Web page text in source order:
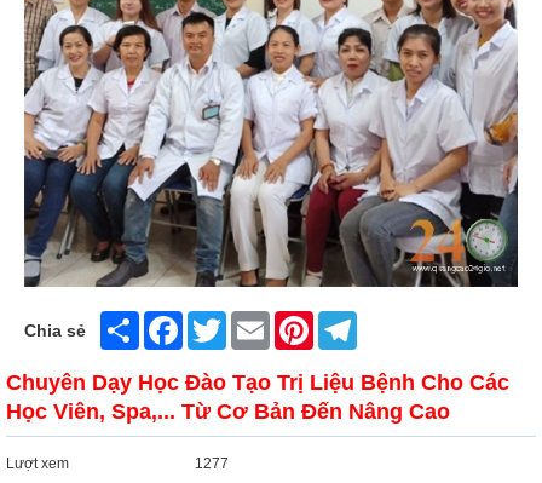
Làm Đẹp
Thời Trang
Việc Làm
Dịch Vụ
Hàng Tiêu Dùng
Xây Dựng
Tổng Hợp
Chia sẻ Share FacebookTwitter Email Pinterest
Chuyên Dạy Học Đào Tạo Trị Liệu Bệnh Cho Các
Học Viên, Spa,... Từ Cơ Bản Đến Nâng Cao
Lượt xem
1277